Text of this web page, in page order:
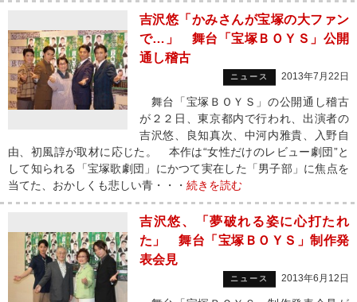
吉沢悠「かみさんが宝塚の大ファン
で…」 舞台「宝塚ＢＯＹＳ」公開
通し稽古
ニュース 2013年7月22日
舞台「宝塚ＢＯＹＳ」の公開通し稽古
が２２日、東京都内で行われ、出演者の
吉沢悠、良知真次、中河内雅貴、入野自
由、初風諄が取材に応じた。 本作は“女性だけのレビュー劇団”と
して知られる「宝塚歌劇団」にかつて実在した「男子部」に焦点を
当てた、おかしくも悲しい青・・・ 続きを読む
吉沢悠、「夢破れる姿に心打たれ
た」 舞台「宝塚ＢＯＹＳ」制作発
表会見
ニュース 2013年6月12日